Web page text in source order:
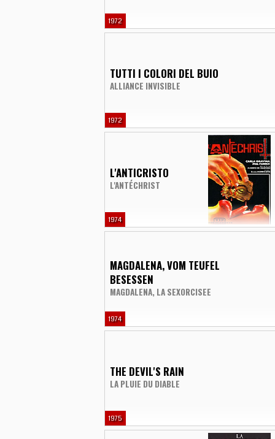
1972
TUTTI I COLORI DEL BUIO
ALLIANCE INVISIBLE
1972
L'ANTICRISTO
L'ANTÉCHRIST
1974
MAGDALENA, VOM TEUFEL
BESESSEN
MAGDALENA, LA SEXORCISEE
1974
THE DEVIL'S RAIN
LA PLUIE DU DIABLE
1975